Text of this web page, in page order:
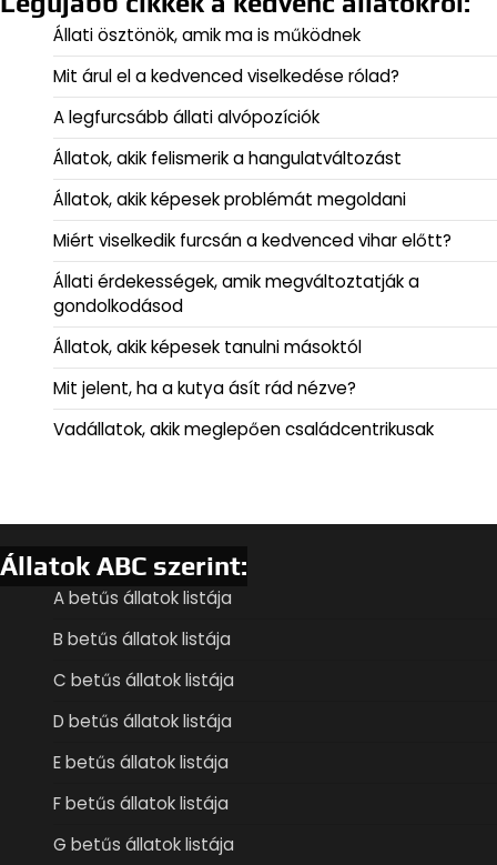
Állati ösztönök, amik ma is működnek
Mit árul el a kedvenced viselkedése rólad?
A legfurcsább állati alvópozíciók
Állatok, akik felismerik a hangulatváltozást
Állatok, akik képesek problémát megoldani
Miért viselkedik furcsán a kedvenced vihar előtt?
Állati érdekességek, amik megváltoztatják a
gondolkodásod
Állatok, akik képesek tanulni másoktól
Mit jelent, ha a kutya ásít rád nézve?
Vadállatok, akik meglepően családcentrikusak
Állatok ABC szerint:
A betűs állatok listája
B betűs állatok listája
C betűs állatok listája
D betűs állatok listája
E betűs állatok listája
F betűs állatok listája
G betűs állatok listája